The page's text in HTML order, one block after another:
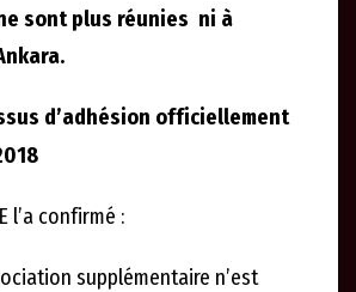
sont plus réunies ni à
d’adhésion officiellement
l’a confirmé :
supplémentaire n’est